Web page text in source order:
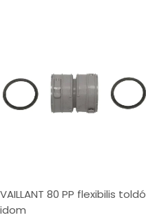
VAILLANT 80 PP flexibilis toldó
idom